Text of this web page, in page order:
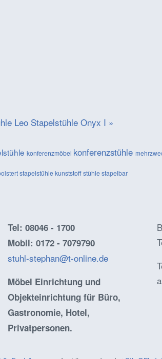
Leo Stapelstühle Onyx I »
konferenzmöbel konferenzstühle
stapelstühle kunststoffstühle stapelbar
Tel: 08046 - 1700
Mobil: 0172 - 7079790
stuhl-stephan@t-online.de
Möbel Einrichtung und
Objekteinrichtung für Büro,
Gastronomie, Hotel,
Privatpersonen.